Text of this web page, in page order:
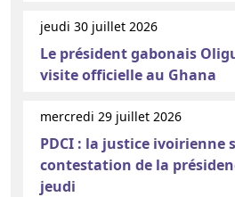
jeudi 30 juillet 2026
Le président gabonais
visite officielle au Ghana
mercredi 29 juillet 2026
PDCI : la justice ivoirienne
contestation de la
jeudi